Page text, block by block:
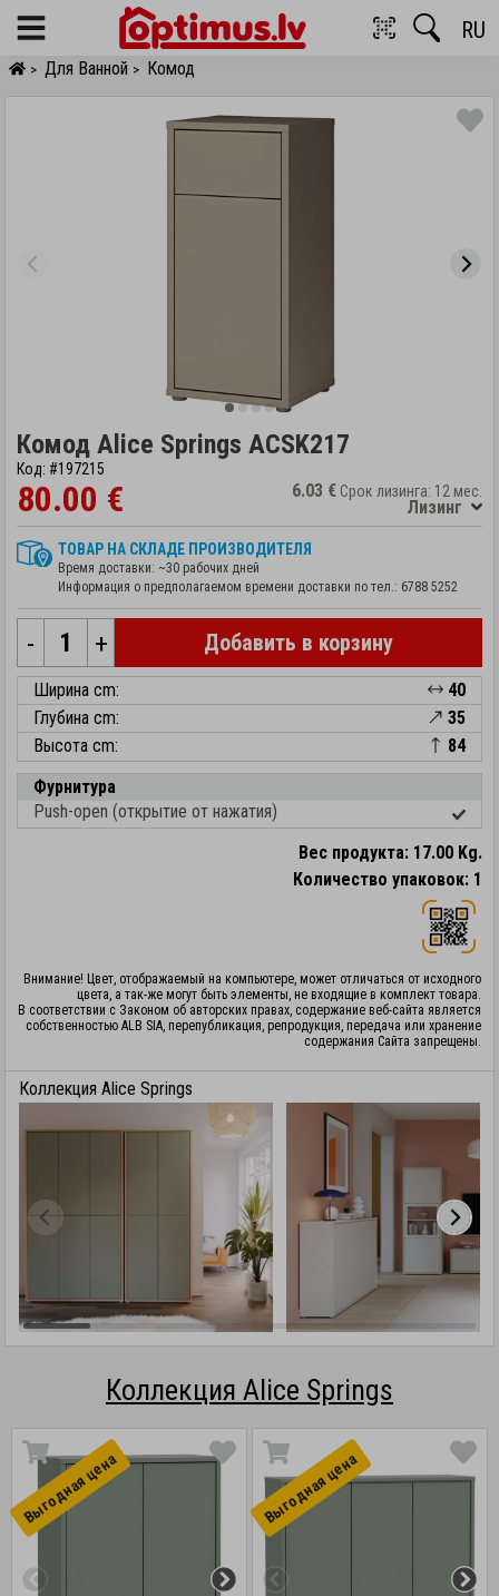
Menu RU
> Для Ванной > Комод
Комод Alice Springs ACSK217
Код: #197215
80.00 € 6.03 € Срок лизинга: 12 мес.
Лизинг
ТОВАР НА СКЛАДЕ ПРОИЗВОДИТЕЛЯ
Время доставки: ~30 рабочих дней
Информация о предполагаемом времени доставки по тел.: 6788 5252
- + Добавить в корзину
Ширина cm:
40
Глубина cm:
35
Высота cm:
84
Фурнитура
Push-open (открытие от нажатия)
Вес продукта: 17.00 Kg.
Количество упаковок: 1
Внимание! Цвет, отображаемый на компьютере, может отличаться от исходного
цвета, а так-же могут быть элементы, не входящие в комплект товара.
В соответствии с Законом об авторских правах, содержание веб-сайта является
собственностью ALB SIA, перепубликация, репродукция, передача или хранение
содержания Сайта запрещены.
Коллекция Alice Springs
Коллекция Alice Springs
Выгоднaя цена Выгоднaя цена